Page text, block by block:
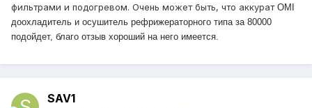
фильтрами и подогревом. Очень может быть, что аккурат OMI
доохладитель и осушитель рефрижераторного типа за 80000
подойдет, благо отзыв хороший на него имеется.
SAV1